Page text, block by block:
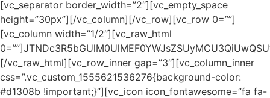
[vc_separator border_width=”2″][vc_empty_space
height=”30px”][/vc_column][/vc_row][vc_row 0=””]
[vc_column width=”1/2″][vc_raw_html
[/vc_raw_html][vc_row_inner gap=”3″][vc_column_inner
css=”.vc_custom_1555621536276{background-color:
#d1308b !important;}”][vc_icon icon_fontawesome=”fa fa-